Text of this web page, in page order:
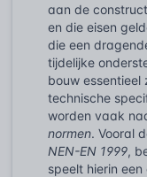
aan de
en die eisen
die een
tijdelijke
bouw essentieel
technische
worden vaak
normen. Vooral
NEN-EN 1999,
speelt hierin